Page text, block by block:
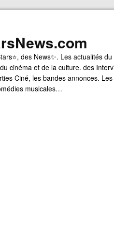
des News✨. Les actualités
cinéma et de la culture. des
Ciné, les bandes annonces.
musicales…